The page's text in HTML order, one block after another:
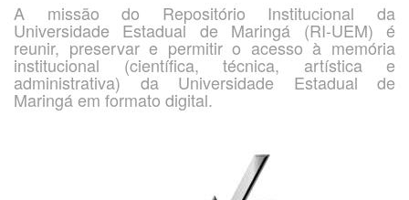
A missão do Repositório Institucional da
Universidade Estadual de Maringá (RI-UEM) é
reunir, preservar e permitir o acesso à memória
institucional (científica, técnica, artística e
administrativa) da Universidade Estadual de
Maringá em formato digital.